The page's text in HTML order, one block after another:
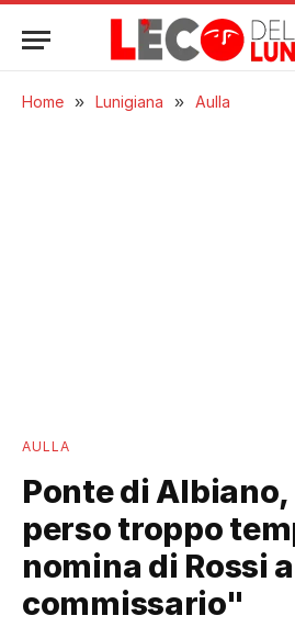
Home » Lunigiana » Aulla
AULLA
Ponte di
perso troppo
nomina di Rossi a
commissario"